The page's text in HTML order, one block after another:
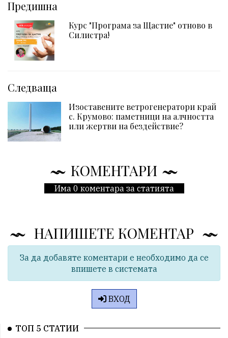
Предишна
Курс "Програма за Щастие" отново в
Силистра!
Следваща
Изоставените ветрогенератори край
с. Крумово: паметници на алчността
или жертви на бездействие?
КОМЕНТАРИ
Има 0 коментара за статията
НАПИШЕТЕ КОМЕНТАР
За да добавяте коментари е необходимо да се
впишете в системата
ВХОД
ТОП 5 СТАТИИ